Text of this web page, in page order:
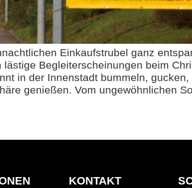
Einkaufstrubel ganz
Begleiterscheinungen beim
in der Innenstadt bummeln,
genießen. Vom ungewöhnlichen
KONTAKT